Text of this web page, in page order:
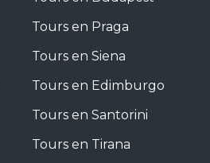
Tours en Praga
Tours en Siena
Tours en Edimburgo
Tours en Santorini
Tours en Tirana